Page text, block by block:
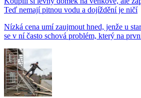
Teď nemají pitnou vodu a dojíždění je ničí
Nízká cena umí zaujmout hned, jenže u
se v ní často schová problém, který na